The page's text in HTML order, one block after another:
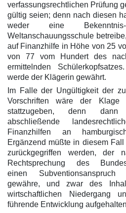
verfassungsrechtlichen Prüfung
gültig seien; denn nach diesen
weder eine
Weltanschauungsschule
auf Finanzhilfe in Höhe von 25
von 77 vom Hundert des
ermittelnden
werde der Klägerin gewährt.
Im Falle der Ungültigkeit der
Vorschriften wäre der Klage
stattzugeben, denn
abschließende
Finanzhilfen an
Ergänzend müßte in diesem
zurückgegriffen werden, der
Rechtsprechung des
einen Subventionsanspruch
gewähre, und zwar des
wirtschaftlichen Niedergang
führende Entwicklung